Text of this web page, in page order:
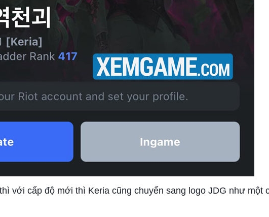
với cấp độ mới thì Keria cũng chuyển sang logo JDG như một